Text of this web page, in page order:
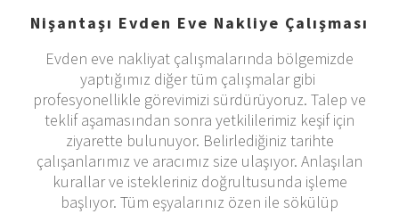
Nişantaşı Evden Eve Nakliye Çalışması
Evden eve nakliyat çalışmalarında bölgemizde
yaptığımız diğer tüm çalışmalar gibi
profesyonellikle görevimizi sürdürüyoruz. Talep ve
teklif aşamasından sonra yetkililerimiz keşif için
ziyarette bulunuyor. Belirlediğiniz tarihte
çalışanlarımız ve aracımız size ulaşıyor. Anlaşılan
kurallar ve istekleriniz doğrultusunda işleme
başlıyor. Tüm eşyalarınız özen ile sökülüp